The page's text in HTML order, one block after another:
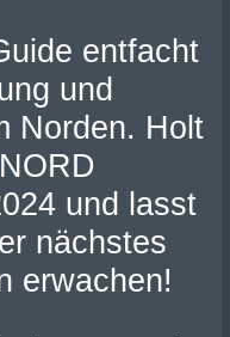
entfacht
und
Norden. Holt
und lasst
nächstes
erwachen!